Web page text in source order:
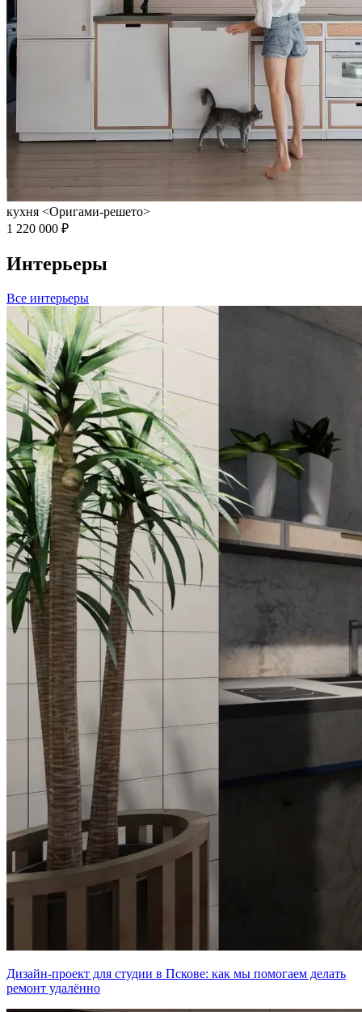
кухня <Оригами-решето>
1 220 000 ₽
Интерьеры
Все интерьеры
Дизайн-проект для студии в Пскове: как мы помогаем делать
ремонт удалённо